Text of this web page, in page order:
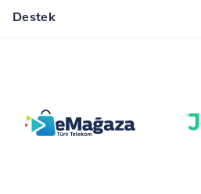
Destek